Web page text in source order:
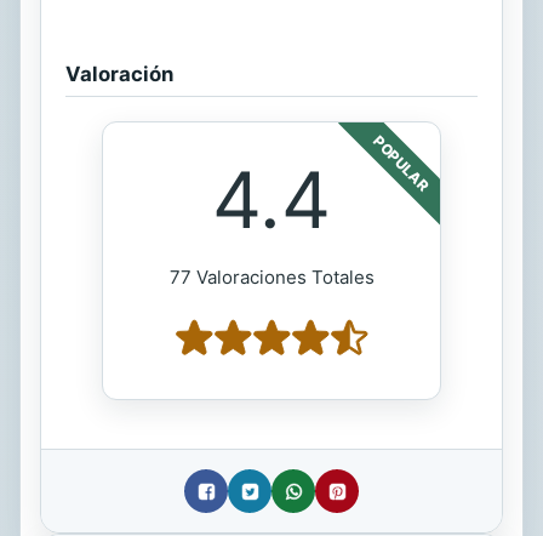
Valoración
POPULAR
4.4
77 Valoraciones Totales